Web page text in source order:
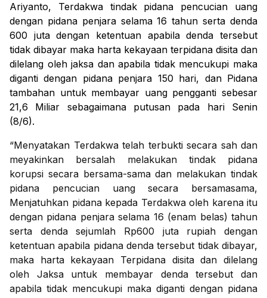
Ariyanto, Terdakwa tindak pidana pencucian uang
dengan pidana penjara selama 16 tahun serta denda
600 juta dengan ketentuan apabila denda tersebut
tidak dibayar maka harta kekayaan terpidana disita dan
dilelang oleh jaksa dan apabila tidak mencukupi maka
diganti dengan pidana penjara 150 hari, dan Pidana
tambahan untuk membayar uang pengganti sebesar
21,6 Miliar sebagaimana putusan pada hari Senin
(8/6).
“Menyatakan Terdakwa telah terbukti secara sah dan
meyakinkan bersalah melakukan tindak pidana
korupsi secara bersama-sama dan melakukan tindak
pidana pencucian uang secara bersamasama,
Menjatuhkan pidana kepada Terdakwa oleh karena itu
dengan pidana penjara selama 16 (enam belas) tahun
serta denda sejumlah Rp600 juta rupiah dengan
ketentuan apabila pidana denda tersebut tidak dibayar,
maka harta kekayaan Terpidana disita dan dilelang
oleh Jaksa untuk membayar denda tersebut dan
apabila tidak mencukupi maka diganti dengan pidana